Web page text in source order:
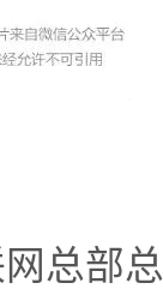
总部